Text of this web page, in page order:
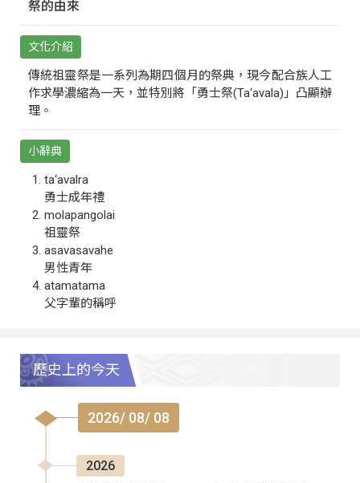
祭的由來
文化介紹
傳統祖靈祭是一系列為期四個月的祭典，現今配合族人工
作求學濃縮為一天，並特別將「勇士祭(Ta‘avala)」凸顯辦
理。
小辭典
ta‘avalra
勇士成年禮
molapangolai
祖靈祭
asavasavahe
男性青年
atamatama
父字輩的稱呼
歷史上的今天
2026/ 08/ 08
2026